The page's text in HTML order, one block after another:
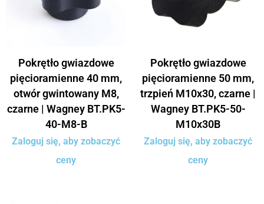
Pokrętło gwiazdowe
pięcioramienne 40 mm,
otwór gwintowany M8,
czarne | Wagney BT.PK5-
40-M8-B
Zaloguj się, aby zobaczyć
ceny
Pokrętło gwiazdowe
pięcioramienne 50 mm,
trzpień M10x30, czarne |
Wagney BT.PK5-50-
M10x30B
Zaloguj się, aby zobaczyć
ceny